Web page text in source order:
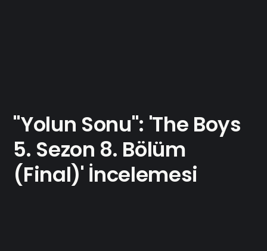
"Yolun Sonu": 'The Boys
5. Sezon 8. Bölüm
(Final)' İncelemesi